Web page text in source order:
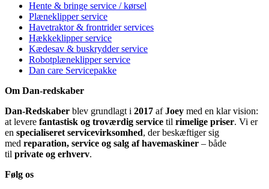
Hente & bringe service / kørsel
Plæneklipper service
Havetraktor & frontrider services
Hækkeklipper service
Kædesav & buskrydder service
Robotplæneklipper service
Dan care Servicepakke
Om Dan-redskaber
Dan-Redskaber blev grundlagt i 2017 afJoey med en klar vision:
at levere fantastisk og troværdig service til rimelige priser. Vi er
en specialiseret servicevirksomhed, der beskæftiger sig
med reparation, service og salg af havemaskiner – både
til private og erhverv.
Følg os